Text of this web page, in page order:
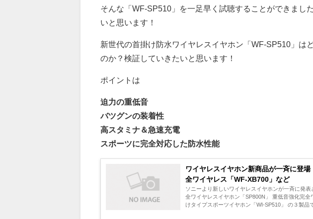
そんな「WF-SP510」を一足早く試聴することができまし
いと思います！
新世代の首掛け防水ワイヤレスイヤホン「WF-SP510」は
のか？検証していきたいと思います！
ポイントは
迫力の重低音
バツグンの装着性
高スタミナ＆急速充電
スポーツに完全対応した防水性能
ワイヤレスイヤホン新商品が一斉に登
全ワイヤレス「WF-XB700」など
ソニーより新しいワイヤレスイヤホンが一斉に発
全ワイヤレスイヤホン「SP800N」 重低音強化完
けタイプスポーツイヤホン「WI-SP510」 の３製品